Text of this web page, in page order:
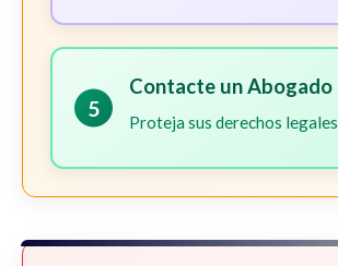
5
Contacte un Abogado
Proteja sus derechos legales